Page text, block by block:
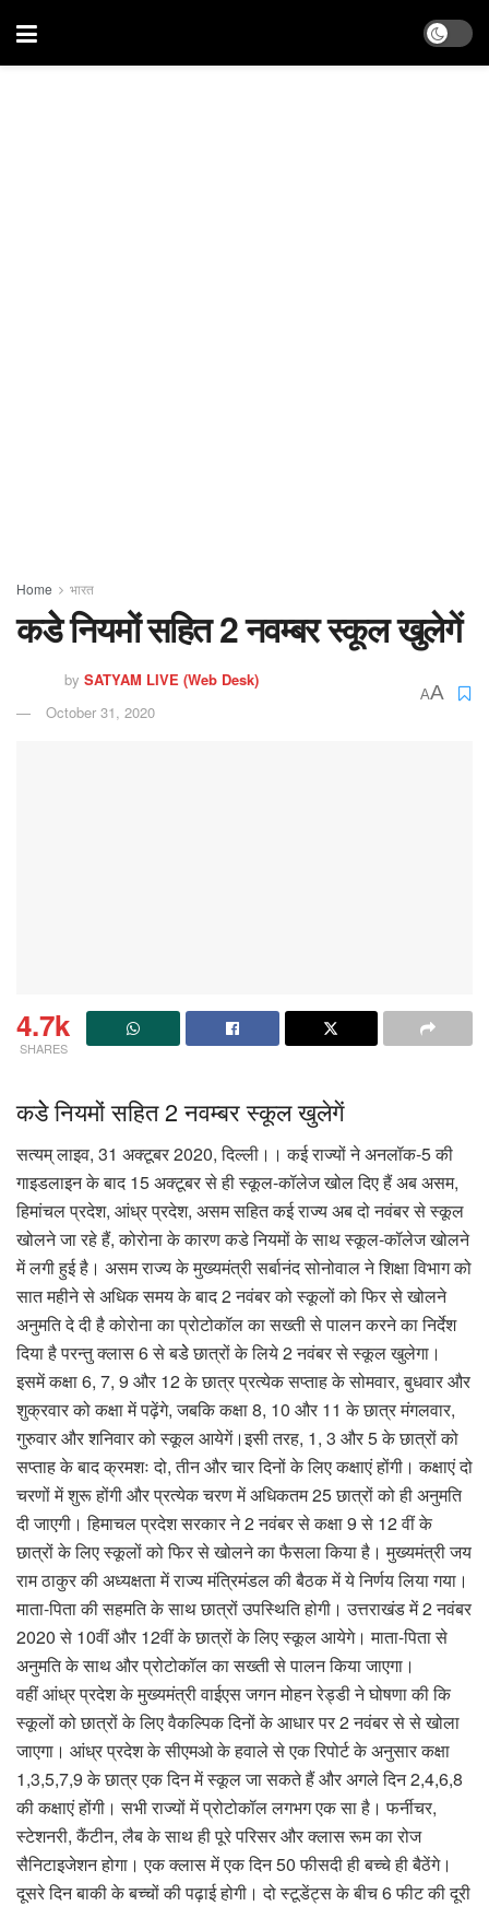
Home भारत
कडेे नियमों सहित 2 नवम्‍बर स्‍कूल खुलेगें
by SATYAM LIVE (Web Desk)
October 31, 2020
AA
4.7k
SHARES
कडेे नियमों सहित 2 नवम्‍बर स्‍कूल खुलेगें
सत्‍यम् लाइव, 31 अक्‍टूबर 2020, दिल्‍ली।। कई राज्यों ने अनलॉक-5 की
गाइडलाइन के बाद 15 अक्टूबर से ही स्कूल-कॉलेज खोल दिए हैं अब असम,
हिमांचल प्रदेश, आंध्र प्रदेश, असम सहित कई राज्य अब दो नवंबर से स्कूल
खोलने जा रहे हैं, कोरोना के कारण कडे नियमों के साथ स्कूल-कॉलेज खोलने
में लगी हुई है। असम राज्य के मुख्यमंत्री सर्बानंद सोनोवाल ने शिक्षा विभाग को
सात महीने से अधिक समय के बाद 2 नवंबर को स्कूलों को फिर से खोलने
अनुमति दे दी है कोरोना का प्रोटोकॉल का सख्ती से पालन करने का निर्देश
दिया है परन्‍तु क्लास 6 से बडेे छात्रों के लिये 2 नवंबर से स्‍कूल खुलेगा।
इसमें कक्षा 6, 7, 9 और 12 के छात्र प्रत्येक सप्ताह के सोमवार, बुधवार और
शुक्रवार को कक्षा में पढ़ेंगे, जबकि कक्षा 8, 10 और 11 के छात्र मंगलवार,
गुरुवार और शनिवार को स्कूल आयेगें।इसी तरह, 1, 3 और 5 के छात्रों को
सप्ताह के बाद क्रमशः दो, तीन और चार दिनों के लिए कक्षाएं होंगी। कक्षाएं दो
चरणों में शुरू होंगी और प्रत्येक चरण में अधिकतम 25 छात्रों को ही अनुमति
दी जाएगी। हिमाचल प्रदेश सरकार ने 2 नवंबर से कक्षा 9 से 12 वीं के
छात्रों के लिए स्कूलों को फिर से खोलने का फैसला किया है। मुख्यमंत्री जय
राम ठाकुर की अध्यक्षता में राज्य मंत्रिमंडल की बैठक में ये निर्णय लिया गया।
माता-पिता की सहमति के साथ छात्रों उपस्थिति होगी। उत्तराखंड में 2 नवंबर
2020 से 10वीं और 12वीं के छात्रों के लिए स्कूल आयेगे। माता-पिता से
अनुमति के साथ और प्रोटोकॉल का सख्ती से पालन किया जाएगा।
वहीं आंध्र प्रदेश के मुख्यमंत्री वाईएस जगन मोहन रेड्डी ने घोषणा की कि
स्कूलों को छात्रों के लिए वैकल्पिक दिनों के आधार पर 2 नवंबर से से खोला
जाएगा। आंध्र प्रदेश के सीएमओ के हवाले से एक रिपोर्ट के अनुसार कक्षा
1,3,5,7,9 के छात्र एक दिन में स्कूल जा सकते हैं और अगले दिन 2,4,6,8
की कक्षाएं होंगी। सभी राज्‍यों में प्रोटोकॉल लगभग एक सा है। फर्नीचर,
स्टेशनरी, कैंटीन, लैब के साथ ही पूरे परिसर और क्लास रूम का रोज
सैनिटाइजेशन होगा। एक क्लास में एक दिन 50 फीसदी ही बच्चे ही बैठेंगे।
दूसरे दिन बाकी के बच्चों की पढ़ाई होगी। दो स्टूडेंट्स के बीच 6 फीट की दूरी